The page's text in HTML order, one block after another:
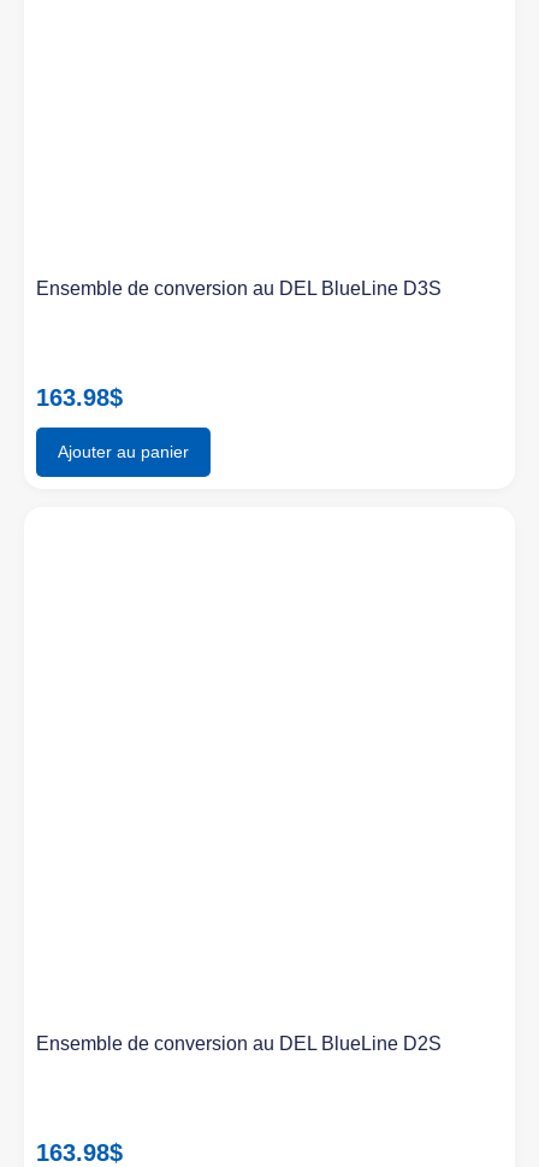
Ensemble de conversion au DEL BlueLine D3S
163.98$
Ajouter au panier
Ensemble de conversion au DEL BlueLine D2S
163.98$